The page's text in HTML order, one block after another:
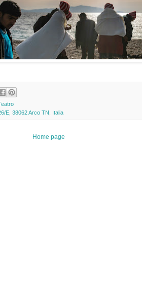
E, 38062 Arco TN, Italia
Home page